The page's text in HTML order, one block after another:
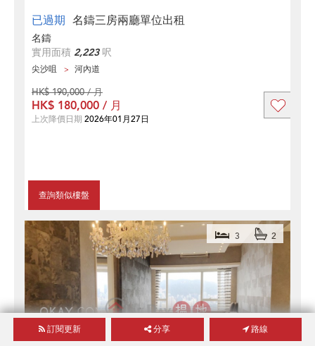
已過期 名鑄三房兩廳單位出租
名鑄
實用面積 2,223呎
尖沙咀 河內道
查詢類似樓盤
HK$ 190,000 / 月
HK$ 180,000 / 月
上次降價日期 2026年01月27日
3 2
訂閱更新 分享 路線